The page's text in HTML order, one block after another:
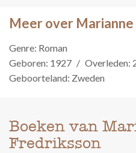
Meer over
Genre: Roman
Geboren: 1927 / Overleden:
Geboorteland: Zweden
Boeken van
Fredriksson